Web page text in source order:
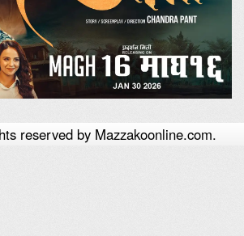
reserved by Mazzakoonline.com.